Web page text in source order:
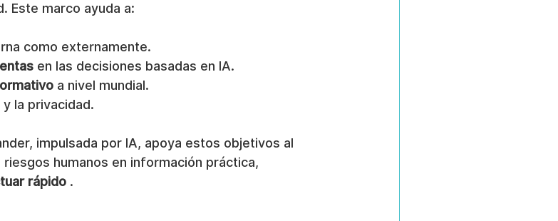
Este marco ayuda a:
como externamente.
en las decisiones basadas en IA.
a nivel mundial.
y la privacidad.
impulsada por IA, apoya estos objetivos al
humanos en información práctica,
rápido .